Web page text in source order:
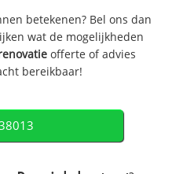
betekenen? Bel ons dan
wat de mogelijkheden
offerte of advies
bereikbaar!